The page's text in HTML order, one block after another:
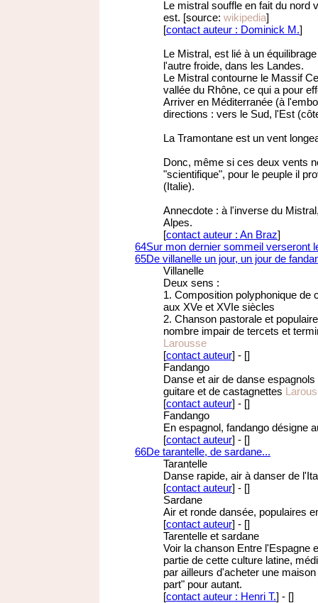
Le mistral souffle en fait du nord
est. [source: wikipedia]
[contact auteur : Dominick M.]
Le Mistral, est lié à un
l'autre froide, dans les Landes.
Le Mistral contourne le Massif
vallée du Rhône, ce qui a pour
Arriver en Méditerranée (à
directions : vers le Sud, l'Est
La Tramontane est un vent
Donc, même si ces deux vents
"scientifique", pour le peuple il
(Italie).
Annecdote : à l'inverse du
Alpes.
[contact auteur : An Braz]
64Sur mon dernier sommeil verseront
65De villanelle un jour, un jour de
Villanelle
Deux sens :
1. Composition polyphonique de
aux XVe et XVIe siècles
2. Chanson pastorale et
nombre impair de tercets et
Larousse
[contact auteur] - []
Fandango
Danse et air de danse
guitare et de castagnettes
[contact auteur] - []
Fandango
En espagnol, fandango désigne
[contact auteur] - []
66De tarantelle, de sardane...
Tarantelle
Danse rapide, air à danser de
[contact auteur] - []
Sardane
Air et ronde dansée, populaires
[contact auteur] - []
Tarentelle et sardane
Voir la chanson Entre l'Espagne
partie de cette culture latine,
par ailleurs d'acheter une
part" pour autant.
[contact auteur : Henri T.] - []